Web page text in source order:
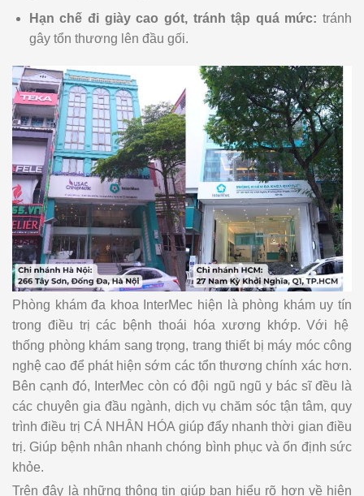
Hạn chế đi giày cao gót, tránh tập quá mức: tránh
gây tổn thương lên đầu gối.
Phòng khám đa khoa InterMec hiện là phòng khám uy tín
trong điều trị các bệnh thoái hóa xương khớp. Với hệ
thống phòng khám sang trọng, trang thiết bị máy móc công
nghệ cao để phát hiện sớm các tổn thương chính xác hơn.
Bên cạnh đó,
InterMeccòn có đội ngũ ngũ y bác sĩ đều là
các chuyên gia đầu ngành, dịch vụ chăm sóc tận tâm, quy
trình điều trị CÁ NHÂN HÓA giúp đẩy nhanh thời gian điều
trị. Giúp bệnh nhân nhanh chóng bình phục và ổn định sức
khỏe.
Trên đây là những thông tin giúp bạn hiểu rõ hơn về hiện